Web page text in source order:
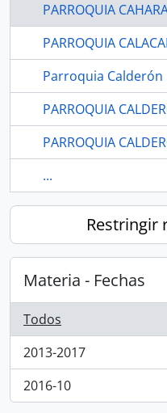
PARROQUIA
PARROQUIA
Parroquia Calderón
PARROQUIA
PARROQUIA
...
Restringir
Materia - Fechas
Todos
2013-2017
, 1 resultados
2016-10
, 1 resultados